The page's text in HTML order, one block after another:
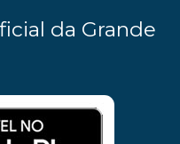
da Grande